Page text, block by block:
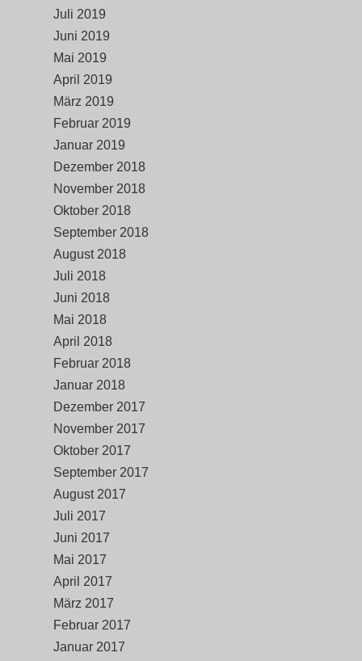
Juli 2019
Juni 2019
Mai 2019
April 2019
März 2019
Februar 2019
Januar 2019
Dezember 2018
November 2018
Oktober 2018
September 2018
August 2018
Juli 2018
Juni 2018
Mai 2018
April 2018
Februar 2018
Januar 2018
Dezember 2017
November 2017
Oktober 2017
September 2017
August 2017
Juli 2017
Juni 2017
Mai 2017
April 2017
März 2017
Februar 2017
Januar 2017